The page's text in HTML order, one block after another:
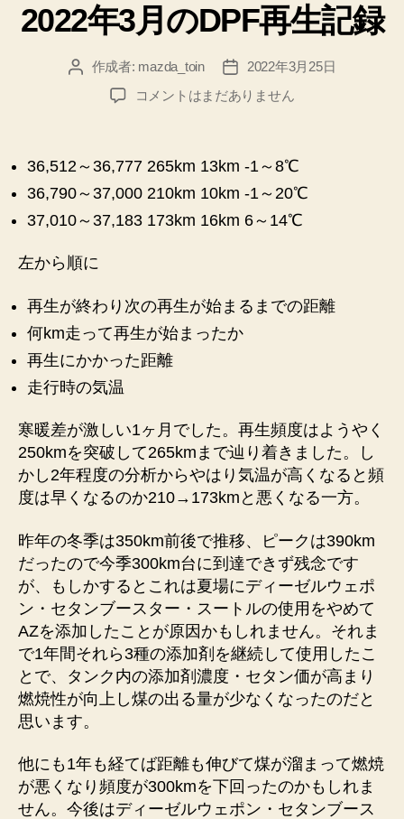
ゴ
リ
2022年3月のDPF再生記録
投 作成者: mazda_toin
投
稿
日
2022年3月25日
2022
の
DPF
再
の
コメントはまだありません
36,512～36,777 265km 13km -1～8℃
36,790～37,000 210km 10km -1～20℃
37,010～37,183 173km 16km 6～14℃
左から順に
再生が終わり次の再生が始まるまでの距離
何km走って再生が始まったか
再生にかかった距離
走行時の気温
寒暖差が激しい1ヶ月でした。再生頻度はようやく
250kmを突破して265kmまで辿り着きました。し
かし2年程度の分析からやはり気温が高くなると頻
度は早くなるのか210→173kmと悪くなる一方。
昨年の冬季は350km前後で推移、ピークは390km
だったので今季300km台に到達できず残念です
が、もしかするとこれは夏場にディーゼルウェポ
ン・セタンブースター・スートルの使用をやめて
AZを添加したことが原因かもしれません。それま
で1年間それら3種の添加剤を継続して使用したこ
とで、タンク内の添加剤濃度・セタン価が高まり
燃焼性が向上し煤の出る量が少なくなったのだと
思います。
他にも1年も経てば距離も伸びて煤が溜まって燃焼
が悪くなり頻度が300kmを下回ったのかもしれま
せん。今後はディーゼルウェポン・セタンブース